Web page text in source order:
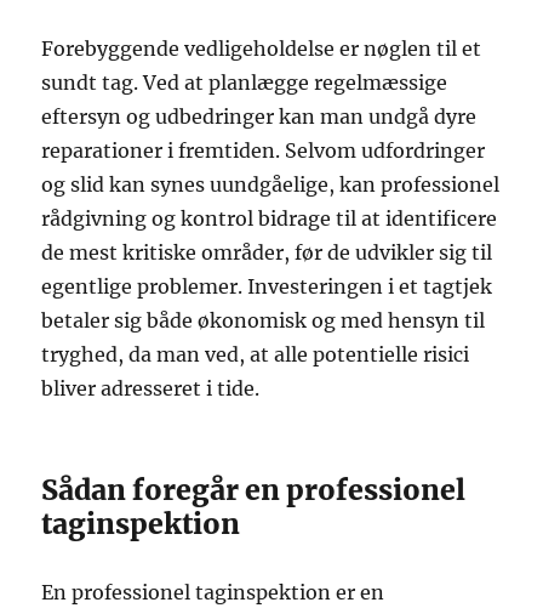
Forebyggende vedligeholdelse er nøglen til et
sundt tag. Ved at planlægge regelmæssige
eftersyn og udbedringer kan man undgå dyre
reparationer i fremtiden. Selvom udfordringer
og slid kan synes uundgåelige, kan professionel
rådgivning og kontrol bidrage til at identificere
de mest kritiske områder, før de udvikler sig til
egentlige problemer. Investeringen i et tagtjek
betaler sig både økonomisk og med hensyn til
tryghed, da man ved, at alle potentielle risici
bliver adresseret i tide.
Sådan foregår en professionel
taginspektion
En professionel taginspektion er en